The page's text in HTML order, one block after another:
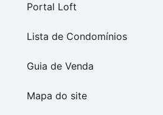
Portal Loft
Lista de Condomínios
Guia de Venda
Mapa do site